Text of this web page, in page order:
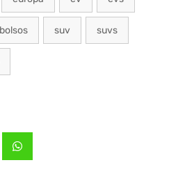
suv suvs
Whatsapp